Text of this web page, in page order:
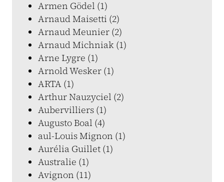
Armen Gödel (1)
Arnaud Maisetti (2)
Arnaud Meunier (2)
Arnaud Michniak (1)
Arne Lygre (1)
Arnold Wesker (1)
ARTA (1)
Arthur Nauzyciel (2)
Aubervilliers (1)
Augusto Boal (4)
aul-Louis Mignon (1)
Aurélia Guillet (1)
Australie (1)
Avignon (11)